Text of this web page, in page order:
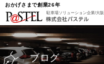
おかげさまで創業26年
駐車場ソリューション企業/大阪
ブログ